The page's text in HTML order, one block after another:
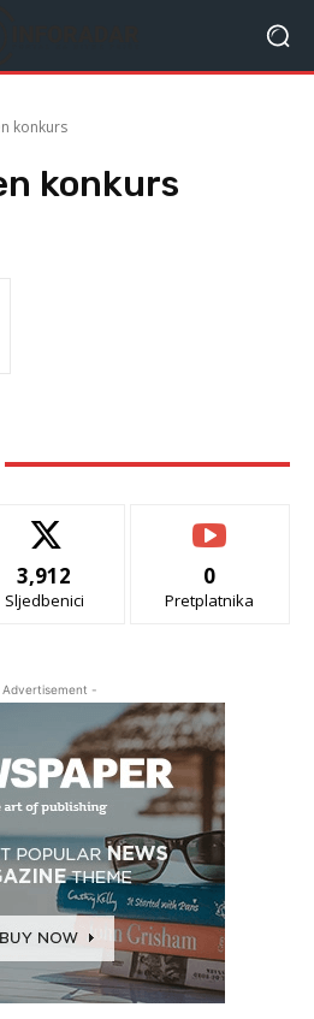
konkurs
konkurs
3,912
Sljedbenici
0
Pretplatnika
-